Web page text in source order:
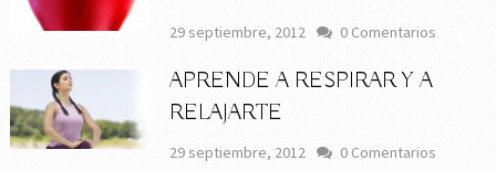
29 septiembre, 2012 0 Comentarios
APRENDE A RESPIRAR Y A
RELAJARTE
29 septiembre, 2012 0 Comentarios